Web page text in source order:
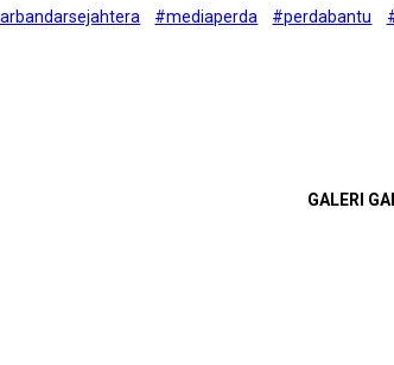
#mediaperda #perdabantu
GALERI